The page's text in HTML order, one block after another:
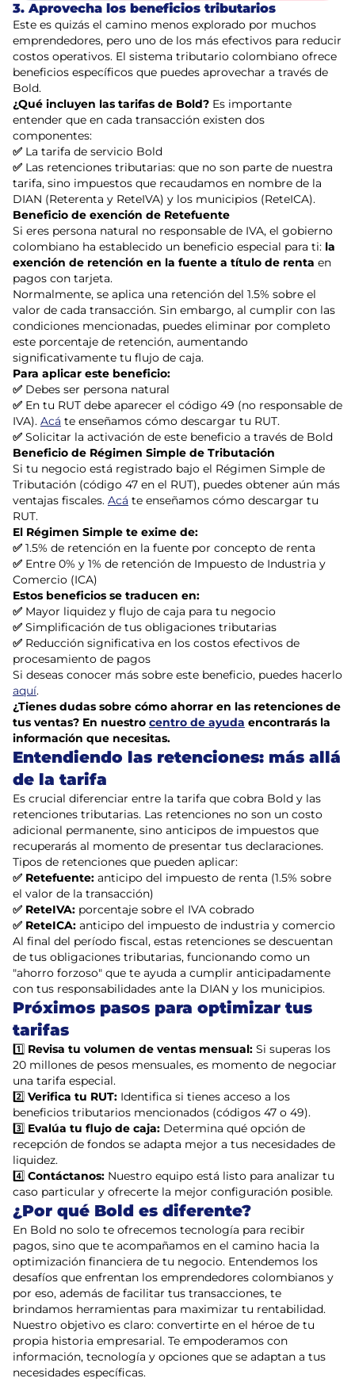
3. Aprovecha los beneficios tributarios
Este es quizás el camino menos explorado por muchos
emprendedores, pero uno de los más efectivos para reducir
costos operativos. El sistema tributario colombiano ofrece
beneficios específicos que puedes aprovechar a través de
Bold.
¿Qué incluyen las tarifas de Bold? Es importante
entender que en cada transacción existen dos
componentes:
✅ La tarifa de servicio Bold
✅ Las retenciones tributarias: que no son parte de nuestra
tarifa, sino impuestos que recaudamos en nombre de la
DIAN (Reterenta y ReteIVA) y los municipios (ReteICA).
Beneficio de exención de Retefuente
Si eres persona natural no responsable de IVA, el gobierno
colombiano ha establecido un beneficio especial para ti: la
exención de retención en la fuente a título de renta en
pagos con tarjeta.
Normalmente, se aplica una retención del 1.5% sobre el
valor de cada transacción. Sin embargo, al cumplir con las
condiciones mencionadas, puedes eliminar por completo
este porcentaje de retención, aumentando
significativamente tu flujo de caja.
Para aplicar este beneficio:
✅ Debes ser persona natural
✅ En tu RUT debe aparecer el código 49 (no responsable de
IVA). Acá te enseñamos cómo descargar tu RUT.
✅ Solicitar la activación de este beneficio a través de Bold
Beneficio de Régimen Simple de Tributación
Si tu negocio está registrado bajo el Régimen Simple de
Tributación (código 47 en el RUT), puedes obtener aún más
ventajas fiscales. Acá te enseñamos cómo descargar tu
RUT.
El Régimen Simple te exime de:
✅ 1.5% de retención en la fuente por concepto de renta
✅ Entre 0% y 1% de retención de Impuesto de Industria y
Comercio (ICA)
Estos beneficios se traducen en:
✅ Mayor liquidez y flujo de caja para tu negocio
✅ Simplificación de tus obligaciones tributarias
✅ Reducción significativa en los costos efectivos de
procesamiento de pagos
Si deseas conocer más sobre este beneficio, puedes hacerlo
aquí.
¿Tienes dudas sobre cómo ahorrar en las retenciones de
tus ventas? En nuestro centro de ayuda encontrarás la
información que necesitas.
Entendiendo las retenciones: más allá
de la tarifa
Es crucial diferenciar entre la tarifa que cobra Bold y las
retenciones tributarias. Las retenciones no son un costo
adicional permanente, sino anticipos de impuestos que
recuperarás al momento de presentar tus declaraciones.
Tipos de retenciones que pueden aplicar:
✅ Retefuente: anticipo del impuesto de renta (1.5% sobre
el valor de la transacción)
✅ ReteIVA: porcentaje sobre el IVA cobrado
✅ ReteICA: anticipo del impuesto de industria y comercio
Al final del período fiscal, estas retenciones se descuentan
de tus obligaciones tributarias, funcionando como un
"ahorro forzoso" que te ayuda a cumplir anticipadamente
con tus responsabilidades ante la DIAN y los municipios.
Próximos pasos para optimizar tus
tarifas
1️⃣ Revisa tu volumen de ventas mensual: Si superas los
20 millones de pesos mensuales, es momento de negociar
una tarifa especial.
2️⃣ Verifica tu RUT: Identifica si tienes acceso a los
beneficios tributarios mencionados (códigos 47 o 49).
3️⃣ Evalúa tu flujo de caja: Determina qué opción de
recepción de fondos se adapta mejor a tus necesidades de
liquidez.
4️⃣ Contáctanos: Nuestro equipo está listo para analizar tu
caso particular y ofrecerte la mejor configuración posible.
¿Por qué Bold es diferente?
En Bold no solo te ofrecemos tecnología para recibir
pagos, sino que te acompañamos en el camino hacia la
optimización financiera de tu negocio. Entendemos los
desafíos que enfrentan los emprendedores colombianos y
por eso, además de facilitar tus transacciones, te
brindamos herramientas para maximizar tu rentabilidad.
Nuestro objetivo es claro: convertirte en el héroe de tu
propia historia empresarial. Te empoderamos con
información, tecnología y opciones que se adaptan a tus
necesidades específicas.